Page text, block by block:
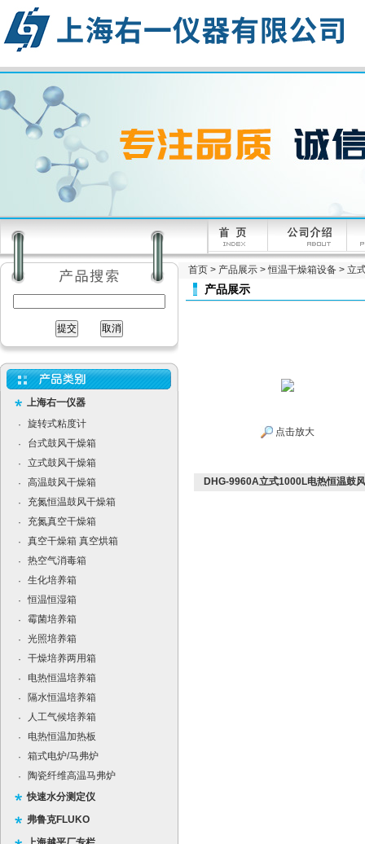
上海右一仪器
·
旋转式粘度计
·
台式鼓风干燥箱
·
立式鼓风干燥箱
·
高温鼓风干燥箱
·
充氮恒温鼓风干燥箱
·
充氮真空干燥箱
·
真空干燥箱 真空烘箱
·
热空气消毒箱
·
生化培养箱
·
恒温恒湿箱
·
霉菌培养箱
·
光照培养箱
·
干燥培养两用箱
·
电热恒温培养箱
·
隔水恒温培养箱
·
人工气候培养箱
·
电热恒温加热板
·
箱式电炉/马弗炉
·
陶瓷纤维高温马弗炉
快速水分测定仪
弗鲁克FLUKO
首页 > 产品展示 >恒温干燥箱设备 > 立
产品展示
点击放大
DHG-9960A立式1000L电热恒温鼓